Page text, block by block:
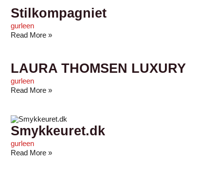
Stilkompagniet
gurleen
Read More »
LAURA THOMSEN LUXURY
gurleen
Read More »
Smykkeuret.dk
gurleen
Read More »